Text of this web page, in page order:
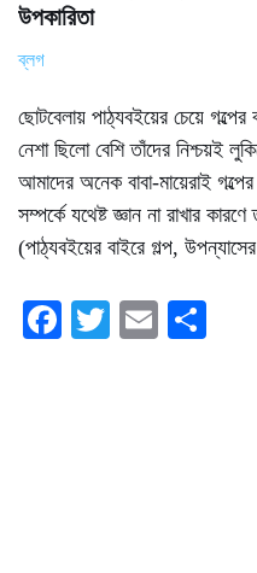
উপকারিতা
ব্লগ
ছোটবেলায় পাঠ্যবইয়ের চেয়ে
নেশা ছিলো বেশি তাঁদের নিশ্চয়ই
আমাদের অনেক বাবা-মায়েরাই
সম্পর্কে যথেষ্ট জ্ঞান না রাখার
(পাঠ্যবইয়ের বাইরে গল্প,
Fa T
E